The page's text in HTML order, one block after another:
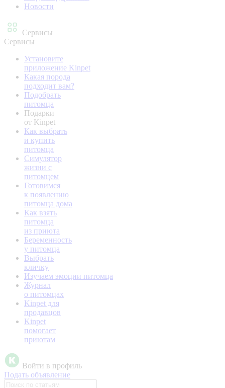
Новости
Сервисы
Сервисы
Установите
приложение Kinpet
Какая порода
подходит вам?
Подобрать
питомца
Подарки
от Kinpet
Как выбрать
и купить
питомца
Симулятор
жизни с
питомцем
Готовимся
к появлению
питомца дома
Как взять
питомца
из приюта
Беременность
у питомца
Выбрать
кличку
Изучаем эмоции питомца
Журнал
о питомцах
Kinpet для
продавцов
Kinpet
помогает
приютам
Войти в профиль
Подать объявление